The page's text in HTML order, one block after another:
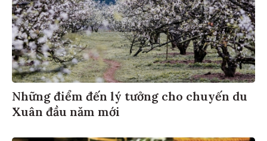
Những điểm đến lý tưởng cho chuyến du
Xuân đầu năm mới